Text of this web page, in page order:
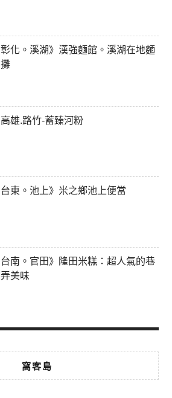
彰化。溪湖》漢強麵館。溪湖在地麵
攤
高雄.路竹-蓄臻河粉
台東。池上》米之鄉池上便當
台南。官田》隆田米糕：超人氣的巷
弄美味
窩客島